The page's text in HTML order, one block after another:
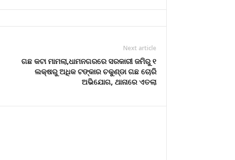
Next article
ଗଛ କଟା ମାମଲା,ଧାମନଗରରେ ସରକାରୀ ଜମିରୁ ୧
ଲକ୍ଷରୁ ଅଧିକ ଟଙ୍କାର ଚକୁଣ୍ଡା ଗଛ ଚୋରି
ଅଭିଯୋଗ, ଥାନାରେ ଏତଲା